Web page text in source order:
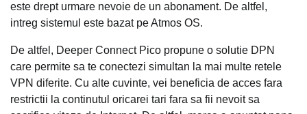
este drept urmare nevoie de un abonament. De altfel,
intreg sistemul este bazat pe Atmos OS.
De altfel, Deeper Connect Pico propune o solutie DPN
care permite sa te conectezi simultan la mai multe retele
VPN diferite. Cu alte cuvinte, vei beneficia de acces fara
restrictii la continutul oricarei tari fara sa fii nevoit sa